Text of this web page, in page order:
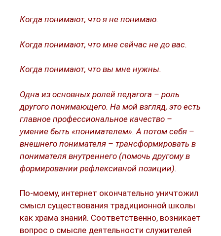
Когда понимают, что я не понимаю.
Когда понимают, что мне сейчас не до вас.
Когда понимают, что вы мне нужны.
Одна из основных ролей педагога – роль
другого понимающего. На мой взгляд, это есть
главное профессиональное качество –
умение быть «понимателем». А потом себя –
внешнего понимателя – трансформировать в
понимателя внутреннего (помочь другому в
формировании рефлексивной позиции).
По-моему, интернет окончательно уничтожил
смысл существования традиционной школы
как храма знаний. Соответственно, возникает
вопрос о смысле деятельности служителей